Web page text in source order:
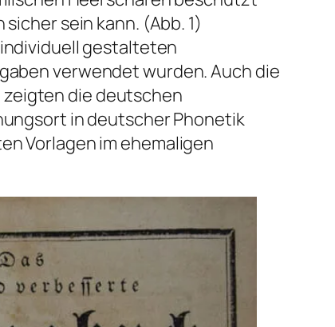
sein kann. (Abb. 1)
gestalteten
verwendet wurden. Auch die
zeigten die deutschen
in deutscher Phonetik
Vorlagen im ehemaligen